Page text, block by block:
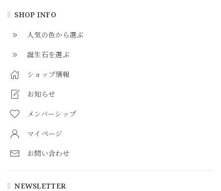
SHOP INFO
人気の色から選ぶ
誕生石を選ぶ
ショップ情報
お知らせ
メンバーシップ
マイページ
お問い合わせ
NEWSLETTER